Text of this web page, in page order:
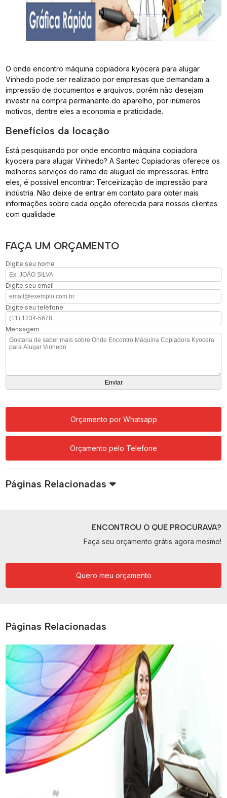
O onde encontro máquina copiadora kyocera para alugar
Vinhedo pode ser realizado por empresas que demandam a
impressão de documentos e arquivos, porém não desejam
investir na compra permanente do aparelho, por inúmeros
motivos, dentre eles a economia e praticidade.
Benefícios da locação
Está pesquisando por onde encontro máquina copiadora
kyocera para alugar Vinhedo? A Santec Copiadoras oferece os
melhores serviços do ramo de aluguel de impressoras. Entre
eles, é possível encontrar: Terceirização de impressão para
indústria. Não deixe de entrar em contato para obter mais
informações sobre cada opção oferecida para nossos clientes
com qualidade.
FAÇA UM ORÇAMENTO
Digite seu nome
Digite seu email
Digite seu telefone
Mensagem
Orçamento por Whatsapp
Orçamento pelo Telefone
Páginas Relacionadas
ENCONTROU O QUE PROCURAVA?
Faça seu orçamento grátis agora mesmo!
Quero meu orçamento
Páginas Relacionadas